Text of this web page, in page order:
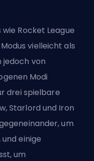
Rocket League
vielleicht als
jedoch von
Modi
drei spielbare
Starlord und Iron
um
einige
um